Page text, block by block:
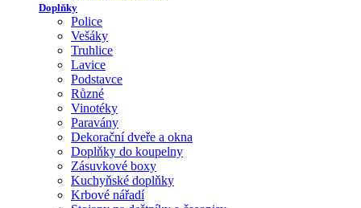
Doplňky
Police
Vešáky
Truhlice
Lavice
Podstavce
Různé
Vinotéky
Paravány
Dekorační dveře a okna
Doplňky do koupelny
Zásuvkové boxy
Kuchyňské doplňky
Krbové nářadí